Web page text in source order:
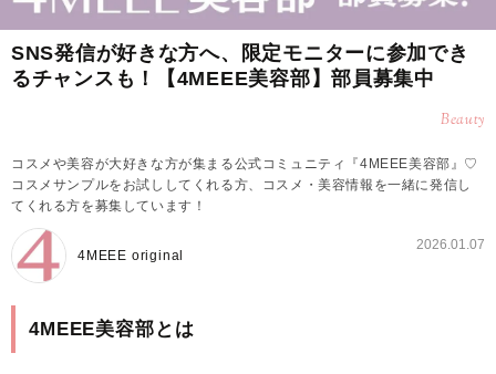
SNS発信が好きな方へ、限定モニターに参加でき
るチャンスも！【4MEEE美容部】部員募集中
Beauty
コスメや美容が大好きな方が集まる公式コミュニティ『4MEEE美容部』♡
コスメサンプルをお試ししてくれる方、コスメ・美容情報を一緒に発信し
てくれる方を募集しています！
4MEEE original
2026.01.07
4MEEE美容部とは